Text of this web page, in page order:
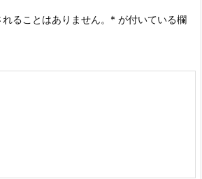
ることはありません。 * が付いている欄